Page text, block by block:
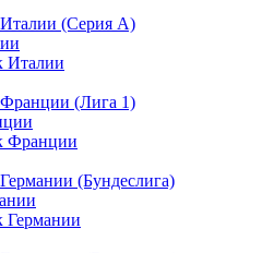
(Серия А)
Италии
(Лига 1)
Франции
(Бундеслига)
Германии